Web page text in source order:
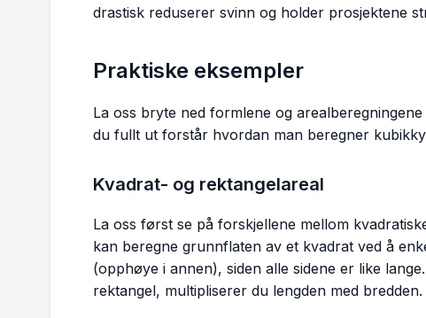
drastisk reduserer svinn og holder prosjektene
Praktiske eksempler
La oss bryte ned formlene og
du fullt ut forstår hvordan man beregner
Kvadrat- og rektangelareal
La oss først se på forskjellene mellom
kan beregne grunnflaten av et kvadrat ved å
(opphøye i annen), siden alle sidene er like
rektangel, multipliserer du lengden med